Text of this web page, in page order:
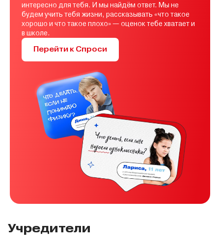
интересно для тебя. И мы найдём ответ. Мы не
будем учить тебя жизни, рассказывать «что такое
хорошо и что такое плохо» — оценок тебе хватает и
в школе.
Перейти к Спроси
Учредители